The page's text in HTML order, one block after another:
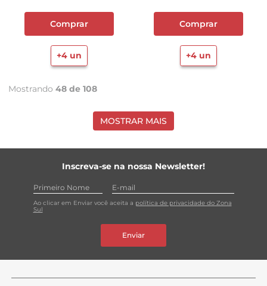
Comprar
+4un
Comprar
+4un
Mostrando 48 de 108
MOSTRAR MAIS
Inscreva-se na nossa Newsletter!
Ao clicar em Enviar você aceita a política de privacidade do Zona
Sul
Enviar